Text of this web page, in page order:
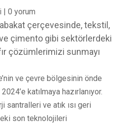
| 0 yorum
çerçevesinde, tekstil,
ve çimento gibi sektörlerdeki
çözümlerimizi sunmayı
ve çevre bölgesinin önde
katılmaya hazırlanıyor.
santralleri ve atık ısı geri
son teknolojileri